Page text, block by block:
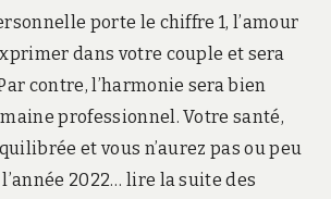
porte le chiffre 1, l’amour
dans votre couple et sera
contre, l’harmonie sera bien
professionnel. Votre santé,
et vous n’aurez pas ou peu
2022… lire la suite des